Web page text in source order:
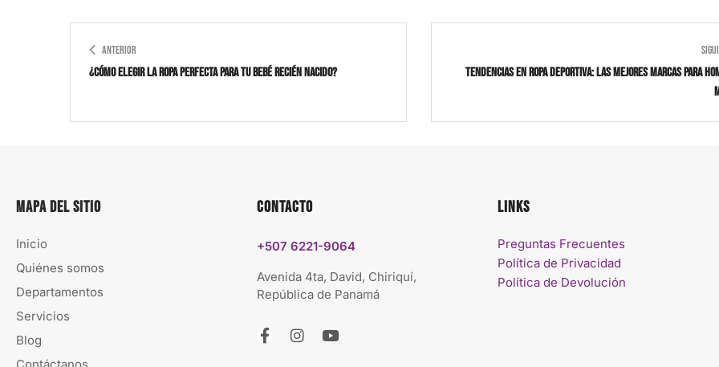
ANTERIOR
¿Cómo elegir la ropa perfecta para tu bebé recién nacido?
Tendencias en ropa deportiva: las mejores marcas para
Mapa del sitio
Inicio
Quiénes somos
Departamentos
Servicios
Blog
Contacto
+507 6221-9064
Avenida 4ta, David, Chiriquí,
República de Panamá
Links
Preguntas Frecuentes
Política de Privacidad
Política de Devolución